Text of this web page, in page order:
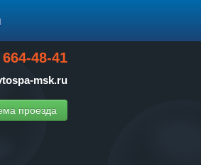
48-41
msk.ru
проезда
технологии: 30-100%